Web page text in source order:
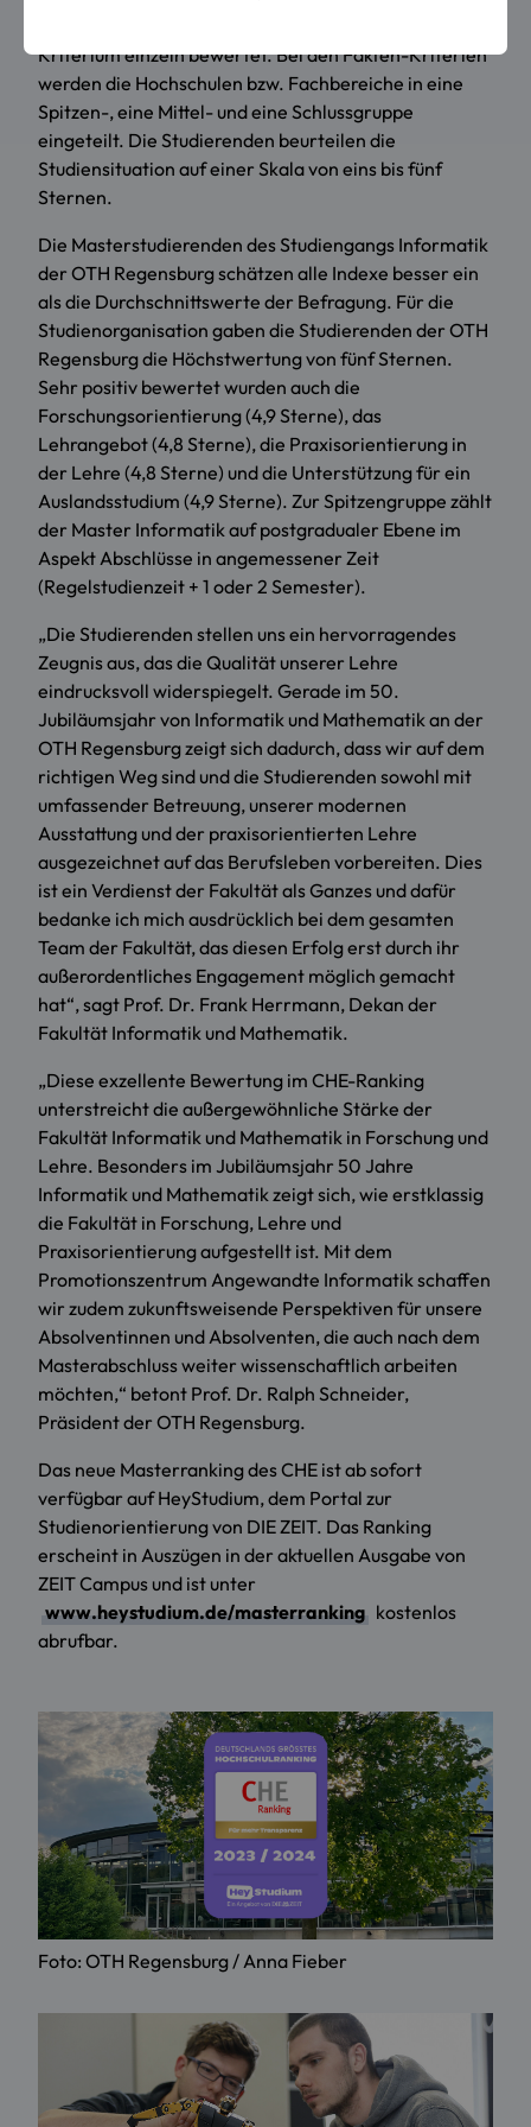
Kriterium einzeln bewertet. Bei den Fakten-Kriterien
werden die Hochschulen bzw. Fachbereiche in eine
Spitzen-, eine Mittel- und eine Schlussgruppe
eingeteilt. Die Studierenden beurteilen die
Studiensituation auf einer Skala von eins bis fünf
Sternen.
Die Masterstudierenden des Studiengangs Informatik
der OTH Regensburg schätzen alle Indexe besser ein
als die Durchschnittswerte der Befragung. Für die
Studienorganisation gaben die Studierenden der OTH
Regensburg die Höchstwertung von fünf Sternen.
Sehr positiv bewertet wurden auch die
Forschungsorientierung (4,9 Sterne), das
Lehrangebot (4,8 Sterne), die Praxisorientierung in
der Lehre (4,8 Sterne) und die Unterstützung für ein
Auslandsstudium (4,9 Sterne). Zur Spitzengruppe zählt
der Master Informatik auf postgradualer Ebene im
Aspekt Abschlüsse in angemessener Zeit
(Regelstudienzeit + 1 oder 2 Semester).
„Die Studierenden stellen uns ein hervorragendes
Zeugnis aus, das die Qualität unserer Lehre
eindrucksvoll widerspiegelt. Gerade im 50.
Jubiläumsjahr von Informatik und Mathematik an der
OTH Regensburg zeigt sich dadurch, dass wir auf dem
richtigen Weg sind und die Studierenden sowohl mit
umfassender Betreuung, unserer modernen
Ausstattung und der praxisorientierten Lehre
ausgezeichnet auf das Berufsleben vorbereiten. Dies
ist ein Verdienst der Fakultät als Ganzes und dafür
bedanke ich mich ausdrücklich bei dem gesamten
Team der Fakultät, das diesen Erfolg erst durch ihr
außerordentliches Engagement möglich gemacht
hat“, sagt Prof. Dr. Frank Herrmann, Dekan der
Fakultät Informatik und Mathematik.
„Diese exzellente Bewertung im CHE-Ranking
unterstreicht die außergewöhnliche Stärke der
Fakultät Informatik und Mathematik in Forschung und
Lehre. Besonders im Jubiläumsjahr 50 Jahre
Informatik und Mathematik zeigt sich, wie erstklassig
die Fakultät in Forschung, Lehre und
Praxisorientierung aufgestellt ist. Mit dem
Promotionszentrum Angewandte Informatik schaffen
wir zudem zukunftsweisende Perspektiven für unsere
Absolventinnen und Absolventen, die auch nach dem
Masterabschluss weiter wissenschaftlich arbeiten
möchten,“ betont Prof. Dr. Ralph Schneider,
Präsident der OTH Regensburg.
Das neue Masterranking des CHE ist ab sofort
verfügbar auf HeyStudium, dem Portal zur
Studienorientierung von DIE ZEIT. Das Ranking
erscheint in Auszügen in der aktuellen Ausgabe von
ZEIT Campus und ist unter
www.heystudium.de/masterranking kostenlos
abrufbar.
Foto: OTH Regensburg / Anna Fieber